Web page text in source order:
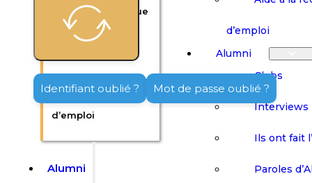
Formation continue
Aide à la recherche
d’emploi
Alumni
d’emploi
Alumni
Clubs
Interviews
Ils ont fait
Paroles
Identifiant oublié ? Mot de passe oublié ?